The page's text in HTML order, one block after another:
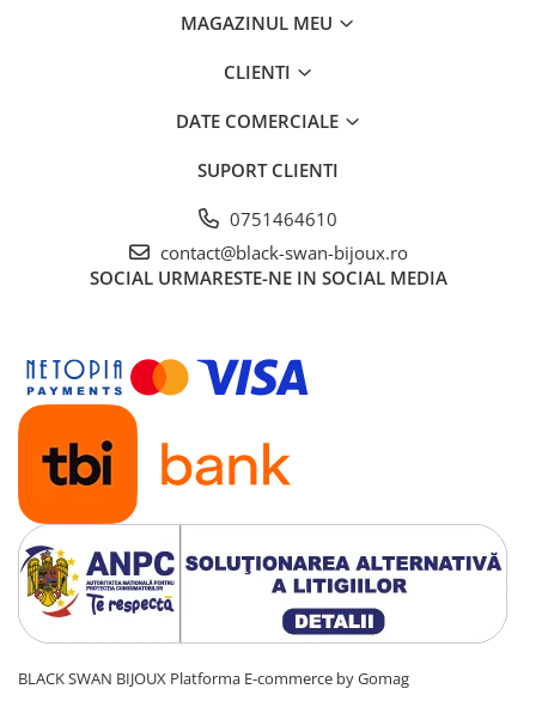
MAGAZINUL MEU
CLIENTI
DATE COMERCIALE
SUPORT CLIENTI
0751464610
contact@black-swan-bijoux.ro
SOCIAL URMARESTE-NE IN SOCIAL MEDIA
BLACK SWAN BIJOUX Platforma E-commerce by Gomag